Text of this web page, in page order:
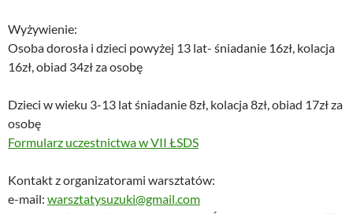
Wyżywienie:
Osoba dorosła i dzieci powyżej 13 lat- śniadanie 16zł, kolacja
16zł, obiad 34zł za osobę
Dzieci w wieku 3-13 lat śniadanie 8zł, kolacja 8zł, obiad 17zł za
osobę
Formularz uczestnictwa w VII ŁSDS
Kontakt z organizatorami warsztatów:
e-mail: warsztatysuzuki@gmail.com